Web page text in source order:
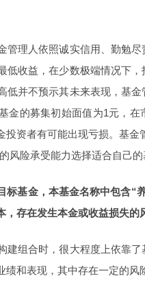
管理人依照诚实信用、勤勉
低收益，在少数极端情况下
低并不预示其未来表现，基
金的募集初始面值为1元，
资者有可能出现亏损。基金
风险承受能力选择适合自己
标基金，本基金名称中包含“
，存在发生本金或收益损失的
建组合时，很大程度上依靠
绩和表现，其中存在一定的风